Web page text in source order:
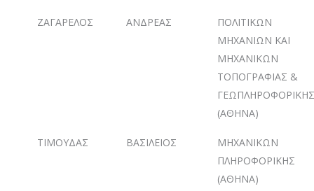
ΖΑΓΑΡΕΛΟΣ ΑΝΔΡΕΑΣ
ΠΟΛΙΤΙΚΩΝ
ΜΗΧΑΝΙΩΝ ΚΑΙ
ΜΗΧΑΝΙΚΩΝ
ΤΟΠΟΓΡΑΦΙΑΣ &
ΓΕΩΠΛΗΡΟΦΟΡΙΚΗΣ
(ΑΘΗΝΑ)
ΤΙΜΟΥΔΑΣ ΒΑΣΙΛΕΙΟΣ
ΜΗΧΑΝΙΚΩΝ
ΠΛΗΡΟΦΟΡΙΚΗΣ
(ΑΘΗΝΑ)